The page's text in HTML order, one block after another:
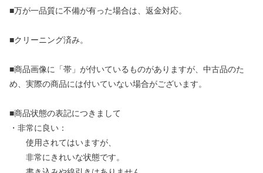
■万が一品質に不備が有った場合は、返金対応。
■クリーニング済み。
■商品画像に「帯」が付いているものがありますが、中古品のた
め、実際の商品には付いていない場合がございます。
■商品状態の表記につきまして
・非常に良い：
使用されてはいますが、
非常にきれいな状態です。